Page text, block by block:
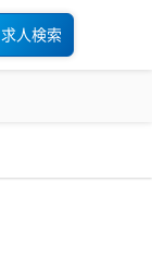
求人検索